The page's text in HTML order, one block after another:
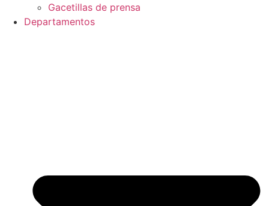
Gacetillas de prensa
Departamentos